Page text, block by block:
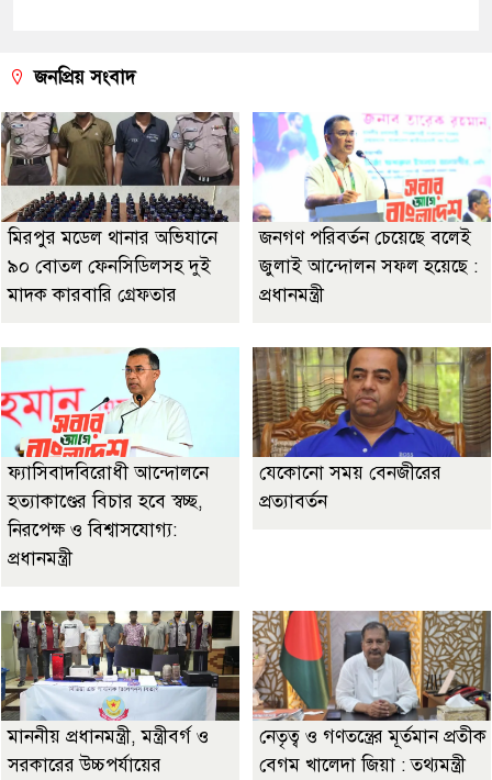
জনপ্রিয় সংবাদ
মিরপুর মডেল থানার অভিযানে
৯০ বোতল ফেনসিডিলসহ দুই
মাদক কারবারি গ্রেফতার
জনগণ পরিবর্তন চেয়েছে বলেই
জুলাই আন্দোলন সফল হয়েছে :
প্রধানমন্ত্রী
ফ্যাসিবাদবিরোধী আন্দোলনে
হত্যাকাণ্ডের বিচার হবে স্বচ্ছ,
নিরপেক্ষ ও বিশ্বাসযোগ্য:
প্রধানমন্ত্রী
যেকোনো সময় বেনজীরের
প্রত্যাবর্তন
মাননীয় প্রধানমন্ত্রী, মন্ত্রীবর্গ ও
সরকারের উচ্চপর্যায়ের
নেতৃত্ব ও গণতন্ত্রের মূর্তমান প্রতীক
বেগম খালেদা জিয়া : তথ্যমন্ত্রী